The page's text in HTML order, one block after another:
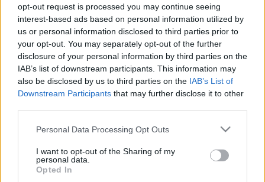
opt-out request is processed you may continue seeing
interest-based ads based on personal information utilized by
us or personal information disclosed to third parties prior to
your opt-out. You may separately opt-out of the further
disclosure of your personal information by third parties on the
IAB’s list of downstream participants. This information may
also be disclosed by us to third parties on the IAB’s List of
Downstream Participants that may further disclose it to other
Please note that this website/app uses one or more Google
not limited to your visit or usage behaviour. You may click to
grant or deny consent to Google and its third-party tags to
use your data for below specified purposes in below Google
Personal Data Processing Opt Outs
I want to opt-out of the Sharing of my
personal data.
Opted In
Ο Φλόιντ Μεϊγουέδερ στάθηκε δημόσια στο πλευρό του
Κάιρι Ίρβινγκ.
Μεϊγουέδερ, ο μποξέρ που
έβγαλε περισσότερα από τον
Τζόρνταν σε 10′
08/JUN/21 12:24
Ο Φλόιντ Μέϊγουέδερ έβγαλε περισσότερα χρήματα σε 10'
Ο Μεϊγουέδερ παίζει μπάσκετ
μαζί με Ουάιλι, Ουίλι Ριντ,